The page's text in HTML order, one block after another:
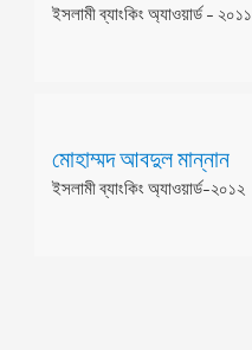
ইসলামী ব্যাংকিং অ্যাওয়ার্ড - ২০১১
মোহাম্মদ আবদুল মান্নান
ইসলামী ব্যাংকিং অ্যাওয়ার্ড-২০১২